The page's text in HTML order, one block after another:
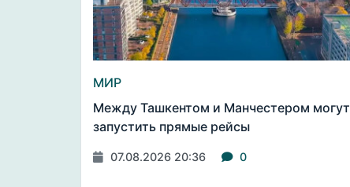
МИР
Между Ташкентом и Манчестером могут
запустить прямые рейсы
07.08.2026 20:36 0